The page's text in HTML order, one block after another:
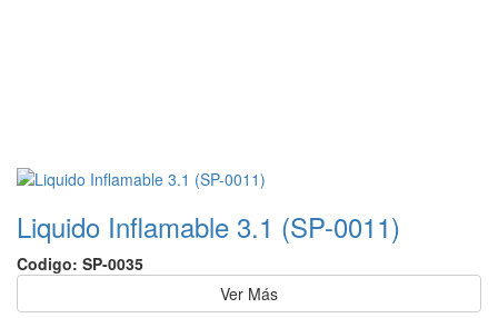
Liquido Inflamable 3.1 (SP-0011)
Codigo: SP-0035
Ver Más